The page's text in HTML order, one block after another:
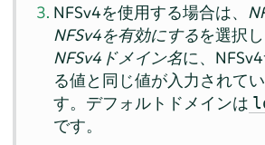
NFSv4を使用する場合は、
NFSv4を有効にするを選択
NFSv4ドメイン名に、
る値と同じ値が入力されて
す。デフォルトドメインは
です。